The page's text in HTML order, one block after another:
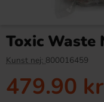
Toxic Waste
Kunst nej: 800016459
479.90 kr